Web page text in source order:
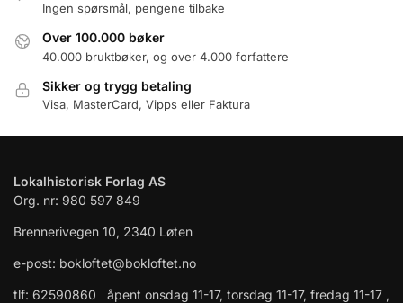
Ingen spørsmål, pengene tilbake
Over 100.000 bøker
40.000 bruktbøker, og over 4.000 forfattere
Sikker og trygg betaling
Visa, MasterCard, Vipps eller Faktura
Lokalhistorisk Forlag AS
Org. nr: 980 597 849
Brennerivegen 10, 2340 Løten
e-post: bokloftet@bokloftet.no
tlf: 62590860 åpent onsdag 11-17, torsdag 11-17, fredag 11-17 ,